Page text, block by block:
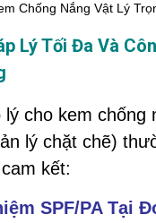
Chống Nắng Vật Lý
Lý Tối Đa Và
lý cho kem chống
lý chặt chẽ)
cam kết:
SPF/PA Tại